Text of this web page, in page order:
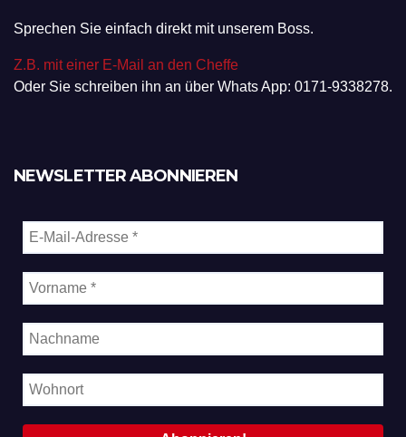
Sprechen Sie einfach direkt mit unserem Boss.
Z.B. mit einer E-Mail an den Cheffe
Oder Sie schreiben ihn an über Whats App: 0171-9338278.
NEWSLETTER ABONNIEREN